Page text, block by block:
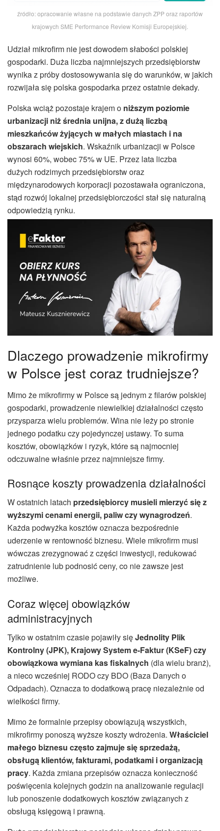
źródło: opracowanie własne na podstawie danych ZPP oraz raportów
krajowych SME Performance Review Komisji Europejskiej.
Udział mikrofirm nie jest dowodem słabości polskiej
gospodarki. Duża liczba najmniejszych przedsiębiorstw
wynika z próby dostosowywania się do warunków, w jakich
rozwijała się polska gospodarka przez ostatnie dekady.
Polska wciąż pozostaje krajem o niższym poziomie
urbanizacji niż średnia unijna, z dużą liczbą
mieszkańców żyjących w małych miastach i na
obszarach wiejskich. Wskaźnik urbanizacji w Polsce
wynosi 60%, wobec 75% w UE. Przez lata liczba
dużych rodzimych przedsiębiorstw oraz
międzynarodowych korporacji pozostawała ograniczona,
stąd rozwój lokalnej przedsiębiorczości stał się naturalną
odpowiedzią rynku.
Dlaczego prowadzenie mikrofirmy
w Polsce jest coraz trudniejsze?
Mimo że mikrofirmy w Polsce są jednym z filarów polskiej
gospodarki, prowadzenie niewielkiej działalności często
przysparza wielu problemów. Wina nie leży po stronie
jednego podatku czy pojedynczej ustawy. To suma
kosztów, obowiązków i ryzyk, które są najmocniej
odczuwalne właśnie przez najmniejsze firmy.
Rosnące koszty prowadzenia działalności
W ostatnich latach przedsiębiorcy musieli mierzyć się z
wyższymi cenami energii, paliw czy wynagrodzeń.
Każda podwyżka kosztów oznacza bezpośrednie
uderzenie w rentowność biznesu. Wiele mikrofirm musi
wówczas zrezygnować z części inwestycji, redukować
zatrudnienie lub podnosić ceny, co nie zawsze jest
możliwe.
Coraz więcej obowiązków
administracyjnych
Tylko w ostatnim czasie pojawiły sięJednolity Plik
Kontrolny (JPK), Krajowy System e-Faktur (KSeF) czy
obowiązkowa wymiana kas fiskalnych (dla wielu branż),
a nieco wcześniej RODO czy BDO (Baza Danych o
Odpadach). Oznacza to dodatkową pracę niezależnie od
wielkości firmy.
Mimo że formalnie przepisy obowiązują wszystkich,
mikrofirmy ponoszą wyższe koszty wdrożenia. Właściciel
małego biznesu często zajmuje się sprzedażą,
obsługą klientów, fakturami, podatkami i organizacją
pracy. Każda zmiana przepisów oznacza konieczność
poświęcenia kolejnych godzin na analizowanie regulacji
lub ponoszenie dodatkowych kosztów związanych z
obsługą księgową i prawną.